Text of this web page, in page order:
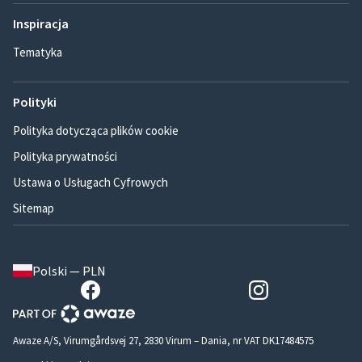
Inspiracja
Tematyka
Polityki
Polityka dotycząca plików cookie
Polityka prywatności
Ustawa o Usługach Cyfrowych
Sitemap
Polski — PLN
Awaze A/S, Virumgårdsvej 27, 2830 Virum – Dania, nr VAT DK17484575